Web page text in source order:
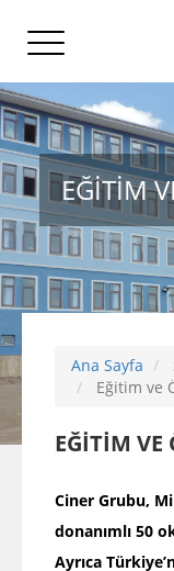
EĞİTİM
Ana Sayfa
Eğitim ve
EĞİTİM VE
Ciner Grubu,
donanımlı 50
Ayrıca